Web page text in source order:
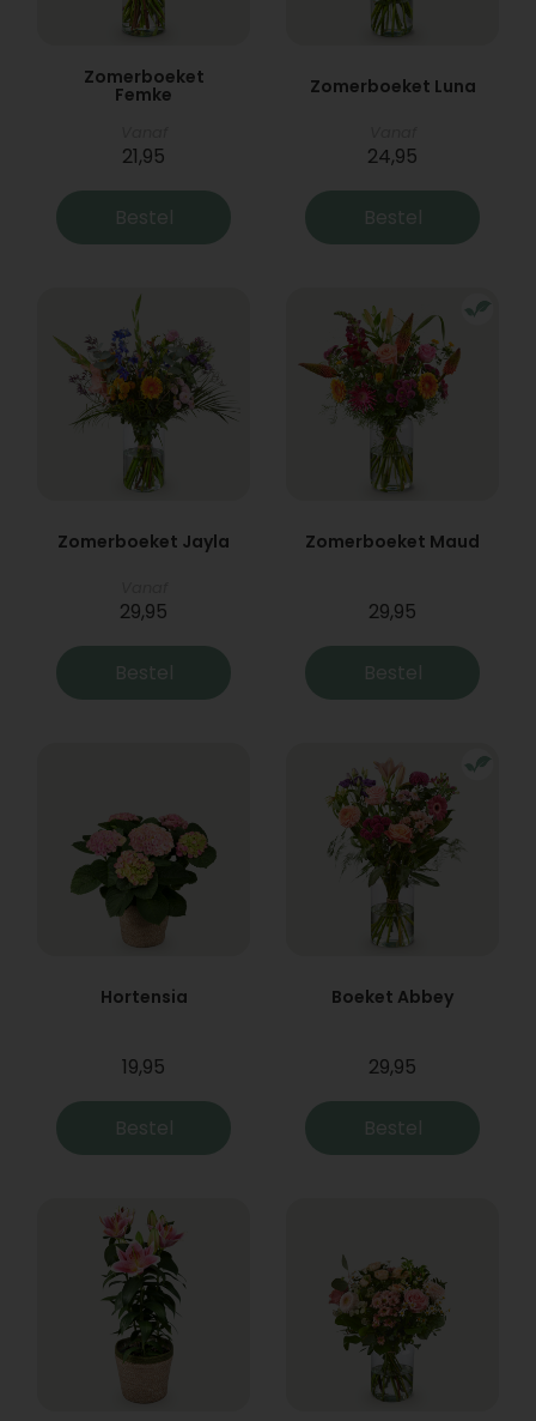
Zomerboeket
Femke
21,95
Bestel
Zomerboeket Luna
24,95
Bestel
Zomerboeket Jayla
29,95
Bestel
Zomerboeket Maud
29,95
Bestel
Hortensia
19,95
Bestel
Boeket Abbey
29,95
Bestel